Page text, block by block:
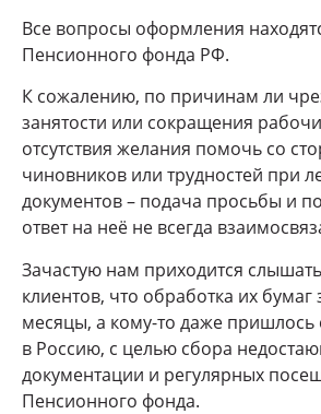
Все вопросы оформления
Пенсионного фонда РФ.
К сожалению, по причинам ли
занятости или сокращения
отсутствия желания помочь со
чиновников или трудностей при
документов – подача просьбы и
ответ на неё не всегда
Зачастую нам приходится
клиентов, что обработка их бумаг
месяцы, а кому-то даже пришлось
в Россию, с целью сбора
документации и регулярных
Пенсионного фонда.